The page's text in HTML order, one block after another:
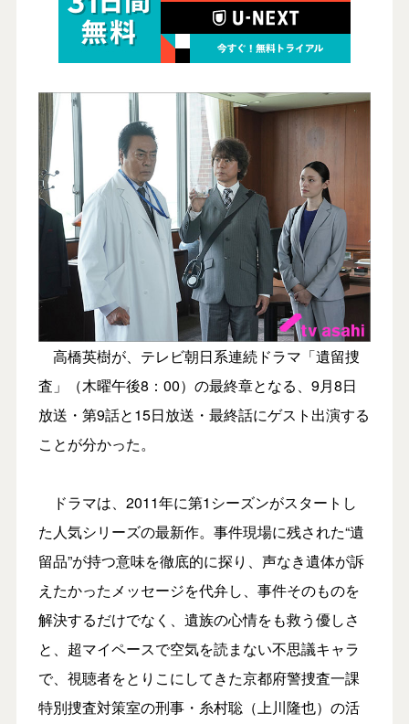
高橋英樹が、テレビ朝日系連続ドラマ「遺留捜
査」（木曜午後8：00）の最終章となる、9月8日
放送・第9話と15日放送・最終話にゲスト出演する
ことが分かった。
ドラマは、2011年に第1シーズンがスタートし
た人気シリーズの最新作。事件現場に残された“遺
留品”が持つ意味を徹底的に探り、声なき遺体が訴
えたかったメッセージを代弁し、事件そのものを
解決するだけでなく、遺族の心情をも救う優しさ
と、超マイペースで空気を読まない不思議キャラ
で、視聴者をとりこにしてきた京都府警捜査一課
特別捜査対策室の刑事・糸村聡（上川隆也）の活